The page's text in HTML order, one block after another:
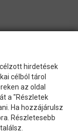
hirdetések
célból tárol
az oldal
a "Részletek
Ha hozzájárulsz
Részletesebb